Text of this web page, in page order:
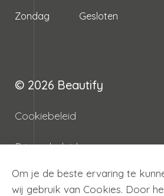
Zondag
Gesloten
© 2026 Beautify
Cookiebeleid
Privacybeleid
Algemene voorwaarden
Om je de beste ervaring te
wij gebruik van Cookies. Door